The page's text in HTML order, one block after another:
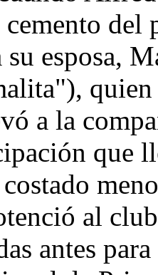
del
esposa,
a la
que
al
antes